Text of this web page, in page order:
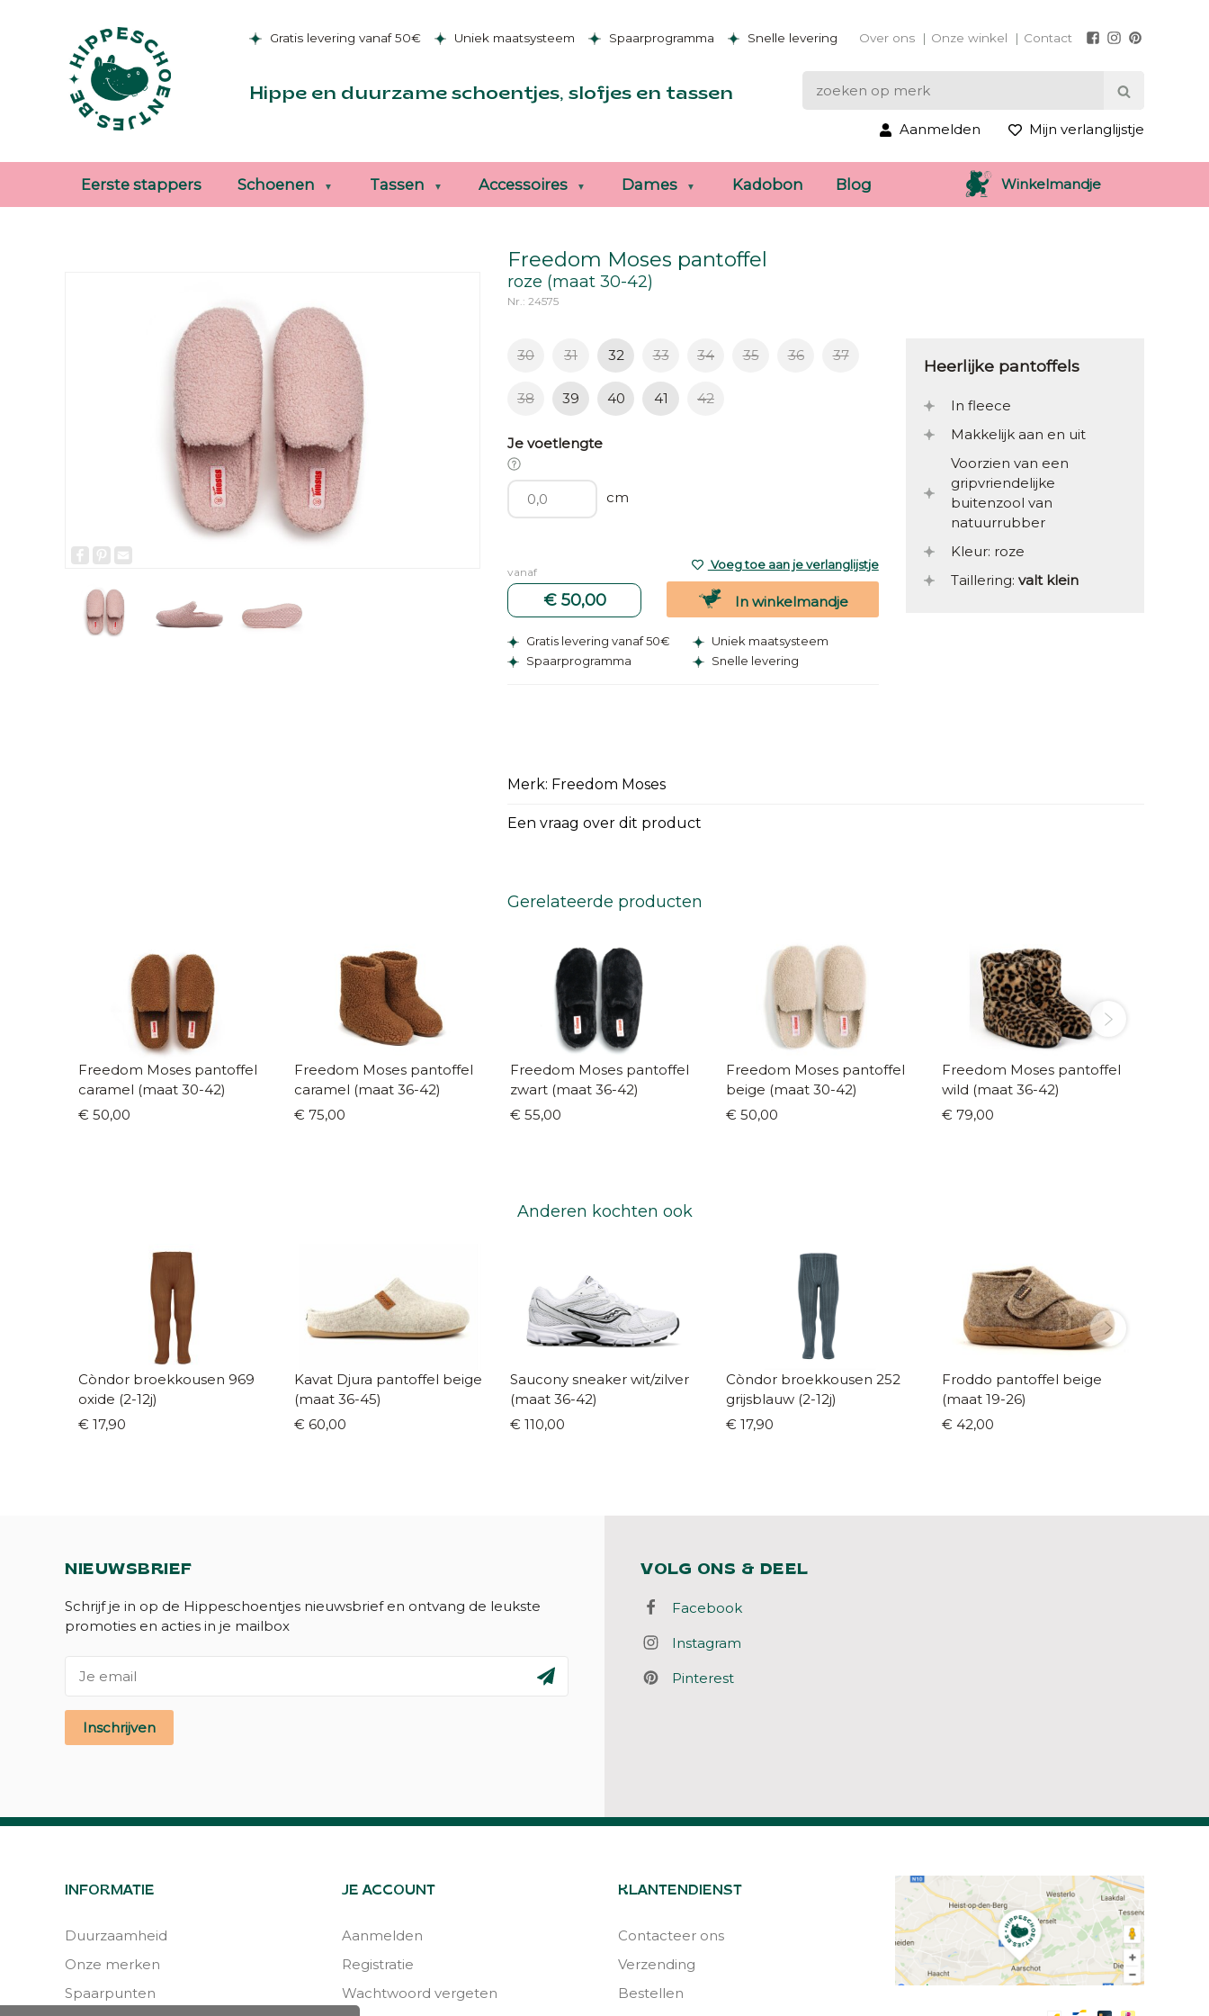
Gratis levering vanaf 50€ Uniek maatsysteem Spaarprogramma Snelle levering Over ons Onze winkel Contact
Hippe en duurzame schoentjes, slofjes en tassen
Aanmelden Mijn verlanglijstje
Eerste stappers Schoenen Tassen Accessoires Dames Kadobon Blog Winkelmandje
Freedom Moses pantoffel
Facebook
Pinterest
roze (maat 30-42)
Nr.: 24575
30 31 32 33 34 35 36 37
38 39 40 41 42
Je voetlengte
cm
vanaf
€ 50,00
Voeg toe aan je verlanglijstje
In winkelmandje
Gratis levering vanaf 50€
Uniek maatsysteem
Spaarprogramma
Snelle levering
Heerlijke pantoffels
In fleece
Makkelijk aan en uit
Voorzien van een
gripvriendelijke
buitenzool van
natuurrubber
Kleur: roze
Taillering: valt klein
Merk: Freedom Moses
Een vraag over dit product
Gerelateerde producten
Freedom Moses pantoffel
caramel (maat 30-42)
€ 50,00
Freedom Moses pantoffel
caramel (maat 36-42)
€ 75,00
Freedom Moses pantoffel
zwart (maat 36-42)
€ 55,00
Freedom Moses pantoffel
beige (maat 30-42)
€ 50,00
Freedom Moses pantoffel
wild (maat 36-42)
€ 79,00
Anderen kochten ook
Còndor broekkousen 969
oxide (2-12j)
€ 17,90
Kavat Djura pantoffel beige
(maat 36-45)
€ 60,00
Saucony sneaker wit/zilver
(maat 36-42)
€ 110,00
Còndor broekkousen 252
grijsblauw (2-12j)
€ 17,90
Froddo pantoffel beige
(maat 19-26)
€ 42,00
NIEUWSBRIEF
Schrijf je in op de Hippeschoentjes nieuwsbrief en ontvang de leukste
promoties en acties in je mailbox
Inschrijven
VOLG ONS & DEEL
Facebook
Instagram
Pinterest
INFORMATIE
Duurzaamheid
Onze merken
Spaarpunten
JE ACCOUNT
Aanmelden
Registratie
Wachtwoord vergeten
KLANTENDIENST
Contacteer ons
Verzending
Bestellen